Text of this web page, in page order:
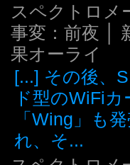
スペクトロメ
事変：前夜 │
果オーライ
[...] その後、
ド型のWiFiカ
「Wing」も
れ、そ...